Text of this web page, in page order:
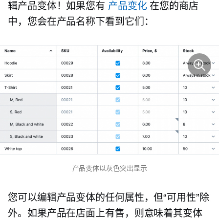
辑产品变体！如果您有 产品变化在您的商店
中，您会在产品名称下看到它们：
产品变体以灰色突出显示
您可以编辑产品变体的任何属性，但“可用性”除
外。如果产品在店面上有售，则意味着其变体